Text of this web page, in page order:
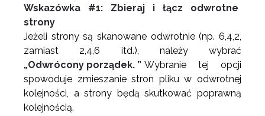
Wskazówka #1: Zbieraj i łącz odwrotne
strony
Jeżeli strony są skanowane odwrotnie (np. 6,4,2,
zamiast 2,4,6 itd.), należy wybrać
„Odwrócony porządek. ” Wybranie tej opcji
spowoduje zmieszanie stron pliku w odwrotnej
kolejności, a strony będą skutkować poprawną
kolejnością.